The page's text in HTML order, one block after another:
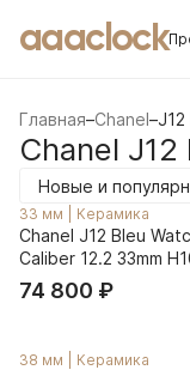
aaaclock
Главная–Chanel–J12
Chanel J12
Новые и
33 мм Керамика
Chanel J12 Bleu
Caliber 12.2 33mm
74 800 ₽
38 мм Керамика